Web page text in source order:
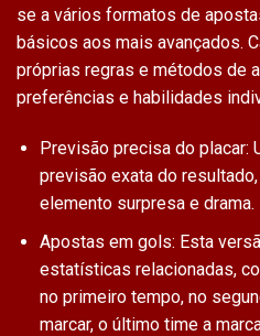
se a vários formatos de
básicos aos mais avançados.
próprias regras e métodos de
preferências e habilidades
Previsão precisa do placar:
previsão exata do
elemento surpresa e drama.
Apostas em gols: Esta
estatísticas relacionadas,
no primeiro tempo, no
marcar, o último time a